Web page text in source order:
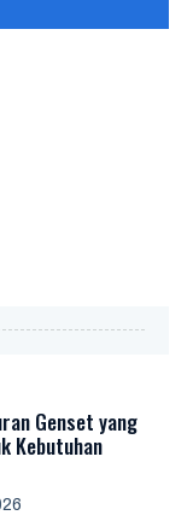
Genset yang
Kebutuhan